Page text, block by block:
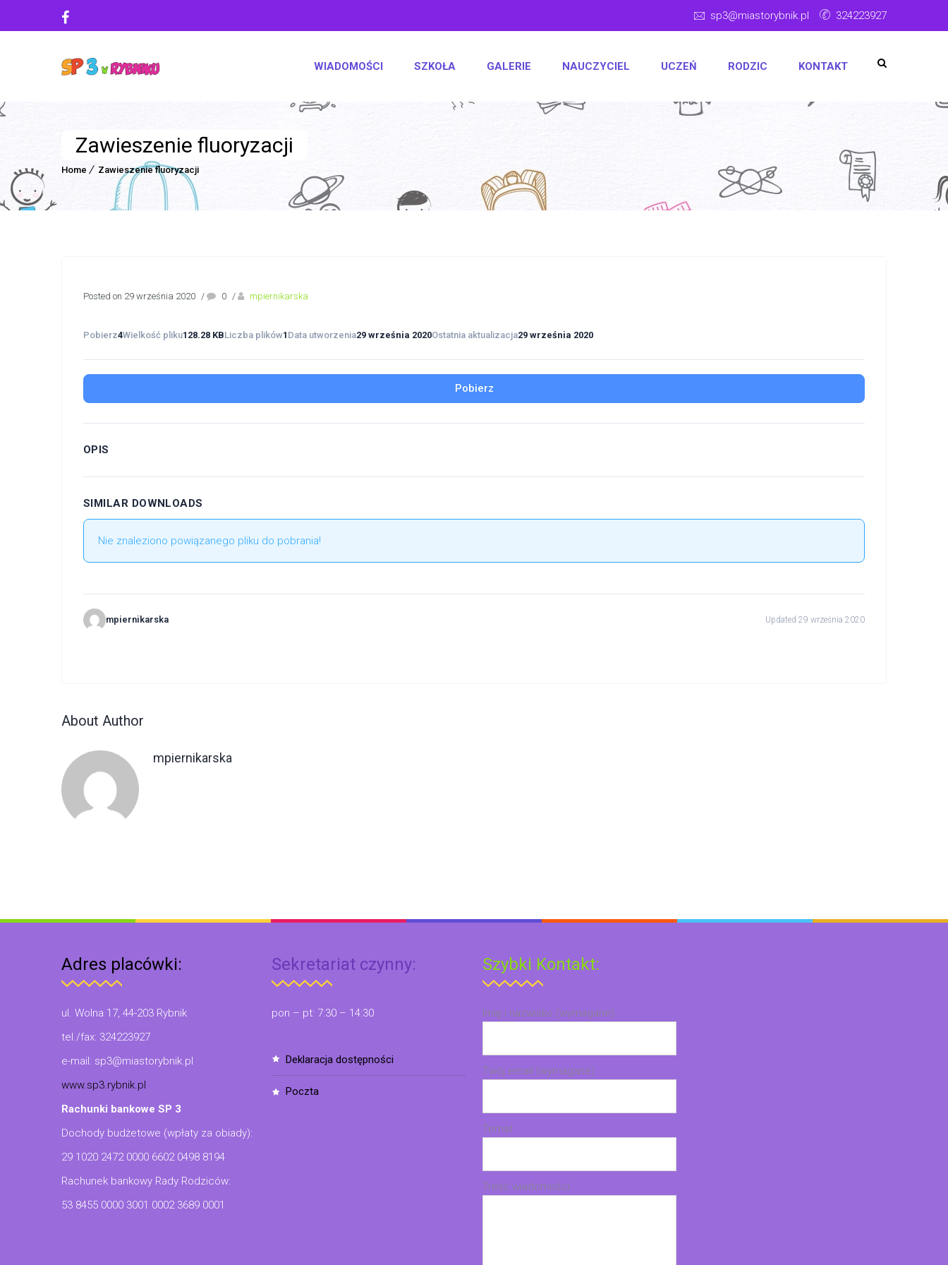
sp3@miastorybnik.pl 324223927
WIADOMOŚCI SZKOŁA GALERIE NAUCZYCIEL UCZEŃ RODZIC KONTAKT
Zawieszenie fluoryzacji
Home Zawieszenie fluoryzacji
Posted on 29 września 2020 / 0 / mpiernikarska
Pobierz4Wielkość pliku128.28 KBLiczba plików1 Data utworzenia29 września 2020Ostatnia aktualizacja29 września 2020
Pobierz
OPIS
SIMILAR DOWNLOADS
Nie znaleziono powiązanego pliku do pobrania!
mpiernikarska Updated 29 września 2020
About Author
mpiernikarska
Adres placówki:
ul. Wolna 17, 44-203 Rybnik
tel./fax: 324223927
e-mail: sp3@miastorybnik.pl
www.sp3.rybnik.pl
Rachunki bankowe SP 3
Dochody budżetowe (wpłaty za obiady):
29 1020 2472 0000 6602 0498 8194
Rachunek bankowy Rady Rodziców:
53 8455 0000 3001 0002 3689 0001
Sekretariat czynny:
pon – pt: 7:30 – 14:30
deklaracja dostępności
poczta
Szybki Kontakt:
Imię i nazwisko (wymagane)
Twój email (wymagane)
Temat
Treść wiadomości